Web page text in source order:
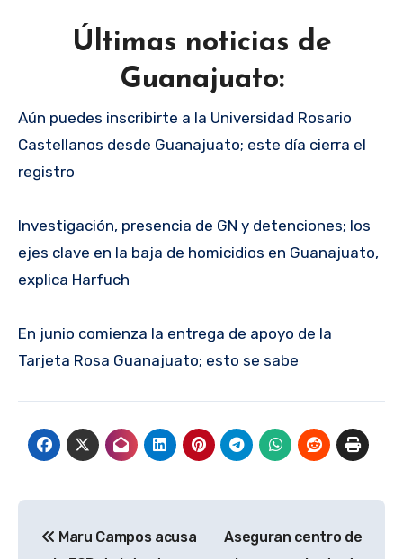
Últimas noticias de
Guanajuato:
Aún puedes inscribirte a la Universidad Rosario
Castellanos desde Guanajuato; este día cierra el
registro
Investigación, presencia de GN y detenciones; los
ejes clave en la baja de homicidios en Guanajuato,
explica Harfuch
En junio comienza la entrega de apoyo de la
Tarjeta Rosa Guanajuato; esto se sabe
Maru Campos acusa
Aseguran centro de